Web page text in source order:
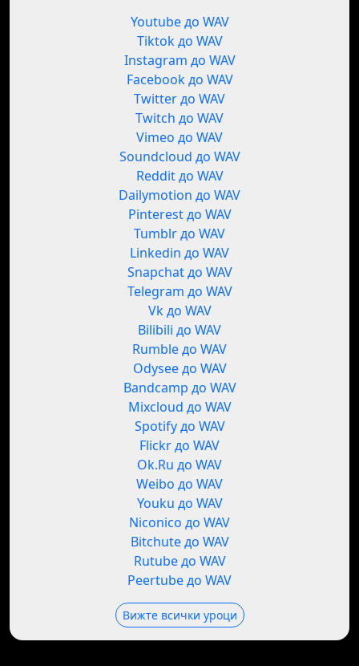
Youtube до WAV
Tiktok до WAV
Instagram до WAV
Facebook до WAV
Twitter до WAV
Twitch до WAV
Vimeo до WAV
Soundcloud до WAV
Reddit до WAV
Dailymotion до WAV
Pinterest до WAV
Tumblr до WAV
Linkedin до WAV
Snapchat до WAV
Telegram до WAV
Vk до WAV
Bilibili до WAV
Rumble до WAV
Odysee до WAV
Bandcamp до WAV
Mixcloud до WAV
Spotify до WAV
Flickr до WAV
Ok.Ru до WAV
Weibo до WAV
Youku до WAV
Niconico до WAV
Bitchute до WAV
Rutube до WAV
Peertube до WAV
Вижте всички уроци